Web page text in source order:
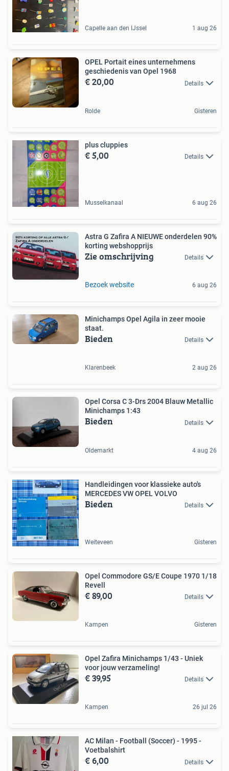
Capelle aan den IJssel 1 aug 26
OPEL Portait eines unternehmens
geschiedenis van Opel 1968
€ 20,00 Details
Rolde Gisteren
plus cluppies
€ 5,00 Details
Musselkanaal 6 aug 26
Astra G Zafira A NIEUWE onderdelen 90%
korting webshopprijs
Zie omschrijving Details
Bezoek website 6 aug 26
Minichamps Opel Agila in zeer mooie
staat.
Bieden Details
Klarenbeek 2 aug 26
Opel Corsa C 3-Drs 2004 Blauw Metallic
Minichamps 1:43
Bieden Details
Oldemarkt 4 aug 26
Handleidingen voor klassieke auto's
MERCEDES VW OPEL VOLVO
Bieden Details
Weiteveen Gisteren
Opel Commodore GS/E Coupe 1970 1/18
Revell
€ 89,00 Details
Kampen Gisteren
Opel Zafira Minichamps 1/43 - Uniek
voor jouw verzameling!
€ 39,95 Details
Kampen 26 jul 26
AC Milan - Football (Soccer) - 1995 -
Voetbalshirt
€ 6,00 Details